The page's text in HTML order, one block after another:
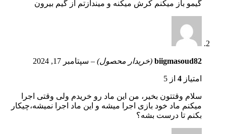
گیمو باز میکنم کرش میکنه و میندازتم از گیم بیرون
biigmasoud82 (خریدار محصول) – سپتامبر 17, 2024
امتیاز 4 از 5
سلام وقتتون بخیر، من این ماد رو خریدم ولی وقتی اجرا
میکنم ماد خود بازی اجرا میشه و این ماد اجرا نمیشه،چیکار
بکنم تا درست بشه؟